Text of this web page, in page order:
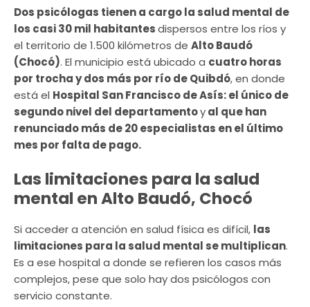
Dos psicólogas tienen a cargo la salud mental de
los casi 30 mil habitantesdispersos entre los ríos y
el territorio de 1.500 kilómetros de Alto Baudó
(Chocó). El municipio está ubicado a cuatro horas
por trocha y dos más por río de Quibdó, en donde
está el Hospital San Francisco de Asís: el único de
segundo nivel del departamentoyal que han
renunciado más de 20 especialistas en el último
mes por falta de pago.
Las limitaciones para la salud
mental en Alto Baudó, Chocó
Si acceder a atención en salud física es difícil, las
limitaciones para la salud mental se multiplican.
Es a ese hospital a donde se refieren los casos más
complejos, pese que solo hay dos psicólogos con
servicio constante.